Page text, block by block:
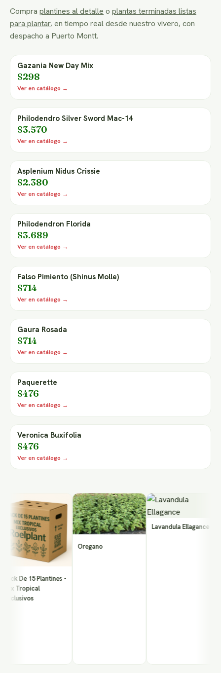
Compra plantines al detalle o plantas terminadas listas
para plantar, en tiempo real desde nuestro vivero, con
despacho a Puerto Montt.
Gazania New Day Mix
$298
Ver en catálogo →
Philodendro Silver Sword Mac-14
$3.570
Ver en catálogo →
Asplenium Nidus Crissie
$2.380
Ver en catálogo →
Philodendron Florida
$3.689
Ver en catálogo →
Falso Pimiento (Shinus Molle)
$714
Ver en catálogo →
Gaura Rosada
$714
Ver en catálogo →
Paquerette
$476
Ver en catálogo →
Veronica Buxifolia
$476
Ver en catálogo →
De 15 Plantines -
Tropical
Oregano
Lavandula Ellagance